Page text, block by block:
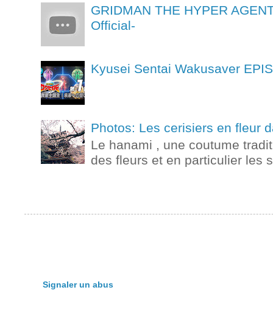
GRIDMAN THE HYPER
Official-
Kyusei Sentai Wakusaver
Photos: Les cerisiers en fleur
Le hanami , une coutume
des fleurs et en particulier les
Signaler un abus